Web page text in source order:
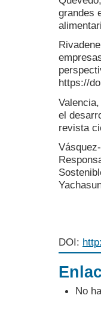
grandes
https://
el
revista
DOI:
No